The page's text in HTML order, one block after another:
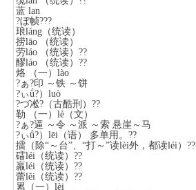
蓝 lan
?ぼ帧???
琅láng（统读）
捞lāo （统读）
劳láo （统读）??
醪láo （统读）??
烙 （一）lào
?ぁ?印 ～铁 ～饼
?ぃǘ?）luò
?づ凇?（古酷刑）??
勒 （一）lè（文）
?ぁ?逼 ～令 ～派 ～索 悬崖～马
?ぃǘ?）lēi（语） 多单用。??
擂（除“～台”、“打～”读lèi外，都读léi）??
礌léi（统读）??
羸léi（统读）??
蕾lěi（统读）??
累（一）lèi